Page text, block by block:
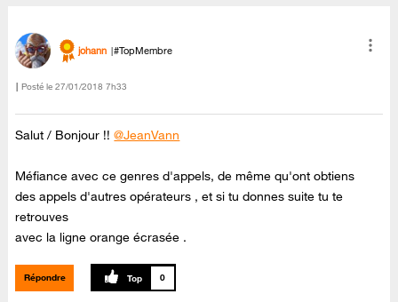
johann #TopMembre
Posté le ‎27/01/2018 7h33
Salut / Bonjour !!@JeanVann
Méfiance avec ce genres d'appels, de même qu'ont obtiens
des appels d'autres opérateurs , et si tu donnes suite tu te
retrouves
avec la ligne orange écrasée .
Répondre 0